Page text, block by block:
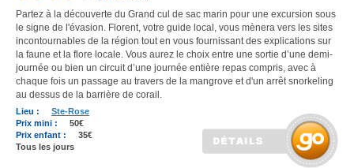
Partez à la découverte du Grand cul de sac marin pour une excursion sous
le signe de l'évasion. Florent, votre guide local, vous mènera vers les sites
incontournables de la région tout en vous fournissant des explications sur
la faune et la flore locale. Vous aurez le choix entre une sortie d’une demi-
journée ou bien un circuit d’une journée entière repas compris, avec à
chaque fois un passage au travers de la mangrove et d'un arrêt snorkeling
au dessus de la barrière de corail.
Lieu :
Ste-Rose
Prix mini :
50€
Prix enfant :
35€
Tous les jours